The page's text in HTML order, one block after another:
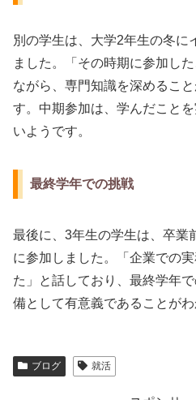
別の学生は、大学2年生の冬に
ました。「その時期に参加し
ながら、専門知識を深めるこ
す。中期参加は、学んだこと
いようです。
最終学年での挑戦
最後に、3年生の学生は、卒業
に参加しました。「企業での
た」と話しており、最終学年
備として有意義であることがわ
ブログ 就活